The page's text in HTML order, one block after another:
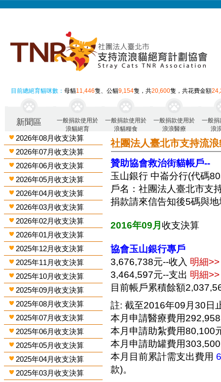
目前總絕育貓咪數：母貓11,446隻、公貓9,154隻，共20,600隻，共花費金額
新聞區
一般捐款使用於
浪貓絕育
一般捐款使用於
浪貓糧食
一般捐款使用於
浪浪醫療
一般捐
浪
2026年08月收支決算
2026年07月收支決算
2026年06月收支決算
2026年05月收支決算
2026年04月收支決算
2026年03月收支決算
2026年02月收支決算
2026年01月收支決算
2025年12月收支決算
2025年11月收支決算
2025年10月收支決算
2025年09月收支決算
2025年08月收支決算
2025年07月收支決算
2025年06月收支決算
2025年05月收支決算
2025年04月收支決算
2025年03月收支決算
社團法人臺北市支持流
贊助協會救治街貓帳戶--
玉山銀行 中崙分行(代碼
戶名：社團法人臺北市支
捐款請來信告知後5碼與
2016年09月收支決算
協會玉山銀行專戶
3,676,738元--收入 明細>>
3,464,597元--支出 明細>>
目前帳戶累積餘額
註: 截至2016年09月30日
本月申請醫療費用
本月申請助紮費用80,100
本月申請助罐費用
本月目前累計需支出費用
款)。